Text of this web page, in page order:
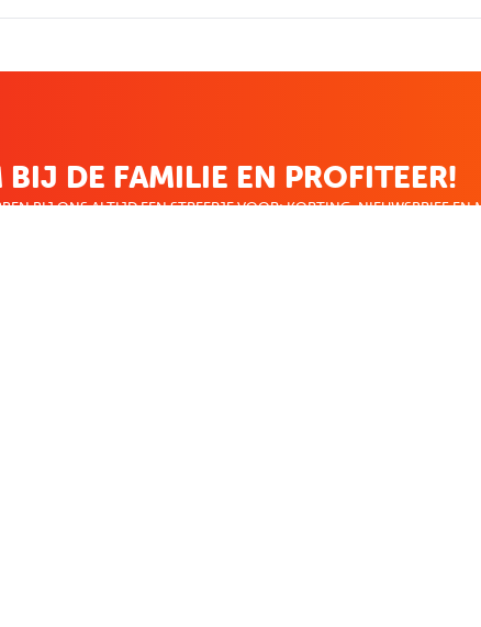
BIJ DE FAMILIE EN PROFITEER!
BIJ ONS ALTIJD EEN STREEPJE VOOR; KORTING, NIEUWSBRIEF EN